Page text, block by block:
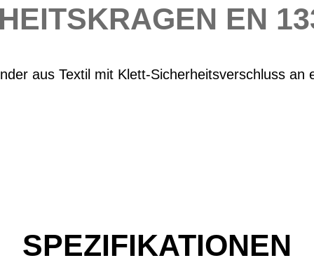
EN
aus Textil mit Klett-Sicherheitsverschluss an
SPEZIFIKATIONEN